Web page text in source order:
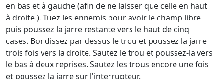
en bas et à gauche (afin de ne laisser que celle en haut
à droite.). Tuez les ennemis pour avoir le champ libre
puis poussez la jarre restante vers le haut de cinq
cases. Bondissez par dessus le trou et poussez la jarre
trois fois vers la droite. Sautez le trou et poussez-la vers
le bas à deux reprises. Sautez les trous encore une fois
et poussez la jarre sur l'interrupteur.